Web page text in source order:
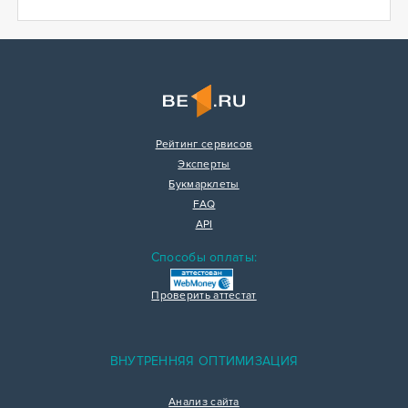
Рейтинг сервисов
Эксперты
Букмарклеты
FAQ
API
Способы оплаты:
Проверить аттестат
ВНУТРЕННЯЯ ОПТИМИЗАЦИЯ
Анализ сайта